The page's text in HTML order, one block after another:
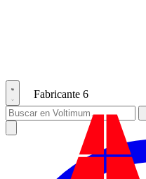
Fabricante 6